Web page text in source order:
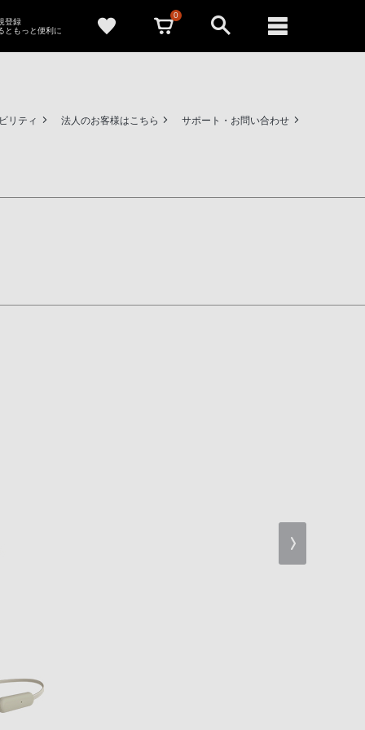
登録
ともっと便利に
0
リティ 法人のお客様はこちら サポート・お問い合わせ